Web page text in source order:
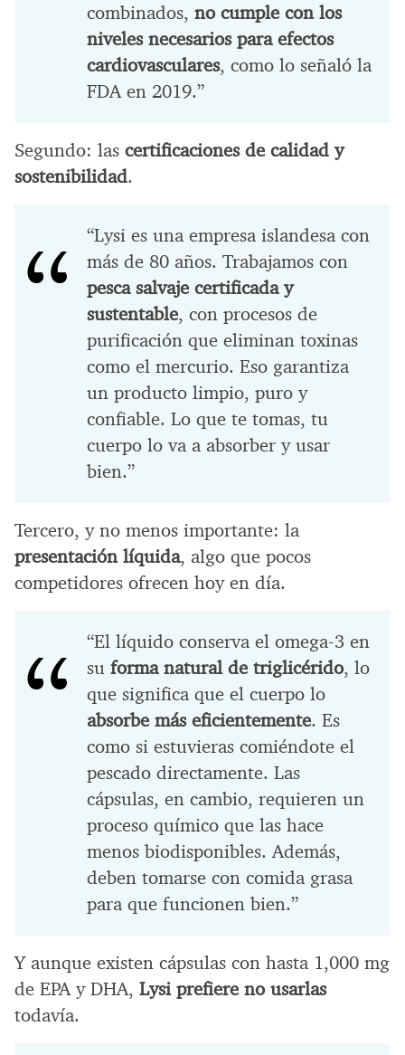
combinados, no cumple con los
niveles necesarios para efectos
cardiovasculares, como lo señaló la
FDA en 2019.”
Segundo: las certificaciones de calidad y
sostenibilidad.
“Lysi es una empresa islandesa con
más de 80 años. Trabajamos con
pesca salvaje certificada y
sustentable, con procesos de
purificación que eliminan toxinas
como el mercurio. Eso garantiza
un producto limpio, puro y
confiable. Lo que te tomas, tu
cuerpo lo va a absorber y usar
bien.”
Tercero, y no menos importante: la
presentación líquida, algo que pocos
competidores ofrecen hoy en día.
“El líquido conserva el omega-3 en
su forma natural de triglicérido, lo
que significa que el cuerpo lo
absorbe más eficientemente. Es
como si estuvieras comiéndote el
pescado directamente. Las
cápsulas, en cambio, requieren un
proceso químico que las hace
menos biodisponibles. Además,
deben tomarse con comida grasa
para que funcionen bien.”
Y aunque existen cápsulas con hasta 1,000 mg
de EPA y DHA, Lysi prefiere no usarlas
todavía.